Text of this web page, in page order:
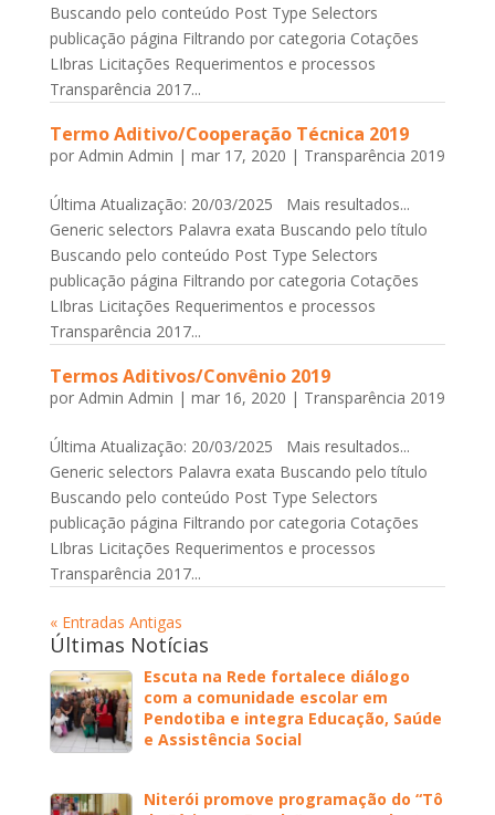
Buscando pelo conteúdo Post Type Selectors
publicação página Filtrando por categoria Cotações
LIbras Licitações Requerimentos e processos
Transparência 2017...
Termo Aditivo/Cooperação Técnica 2019
por Admin Admin | mar 17, 2020 | Transparência 2019
Última Atualização: 20/03/2025 Mais resultados...
Generic selectors Palavra exata Buscando pelo título
Buscando pelo conteúdo Post Type Selectors
publicação página Filtrando por categoria Cotações
LIbras Licitações Requerimentos e processos
Transparência 2017...
Termos Aditivos/Convênio 2019
por Admin Admin | mar 16, 2020 | Transparência 2019
Última Atualização: 20/03/2025 Mais resultados...
Generic selectors Palavra exata Buscando pelo título
Buscando pelo conteúdo Post Type Selectors
publicação página Filtrando por categoria Cotações
LIbras Licitações Requerimentos e processos
Transparência 2017...
« Entradas Antigas
Últimas Notícias
Escuta na Rede fortalece diálogo
com a comunidade escolar em
Pendotiba e integra Educação, Saúde
e Assistência Social
Niterói promove programação do “Tô